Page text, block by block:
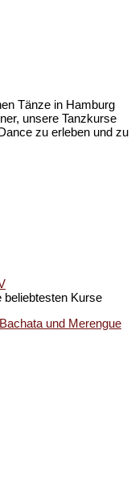
Tänze in Hamburg
unsere Tanzkurse
zu erleben und zu
beliebtesten Kurse
und Merengue